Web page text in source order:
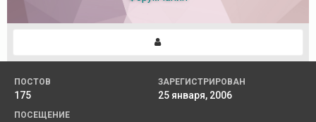
ПОСТОВ
175
ЗАРЕГИСТРИРОВАН
25 января, 2006
ПОСЕЩЕНИЕ